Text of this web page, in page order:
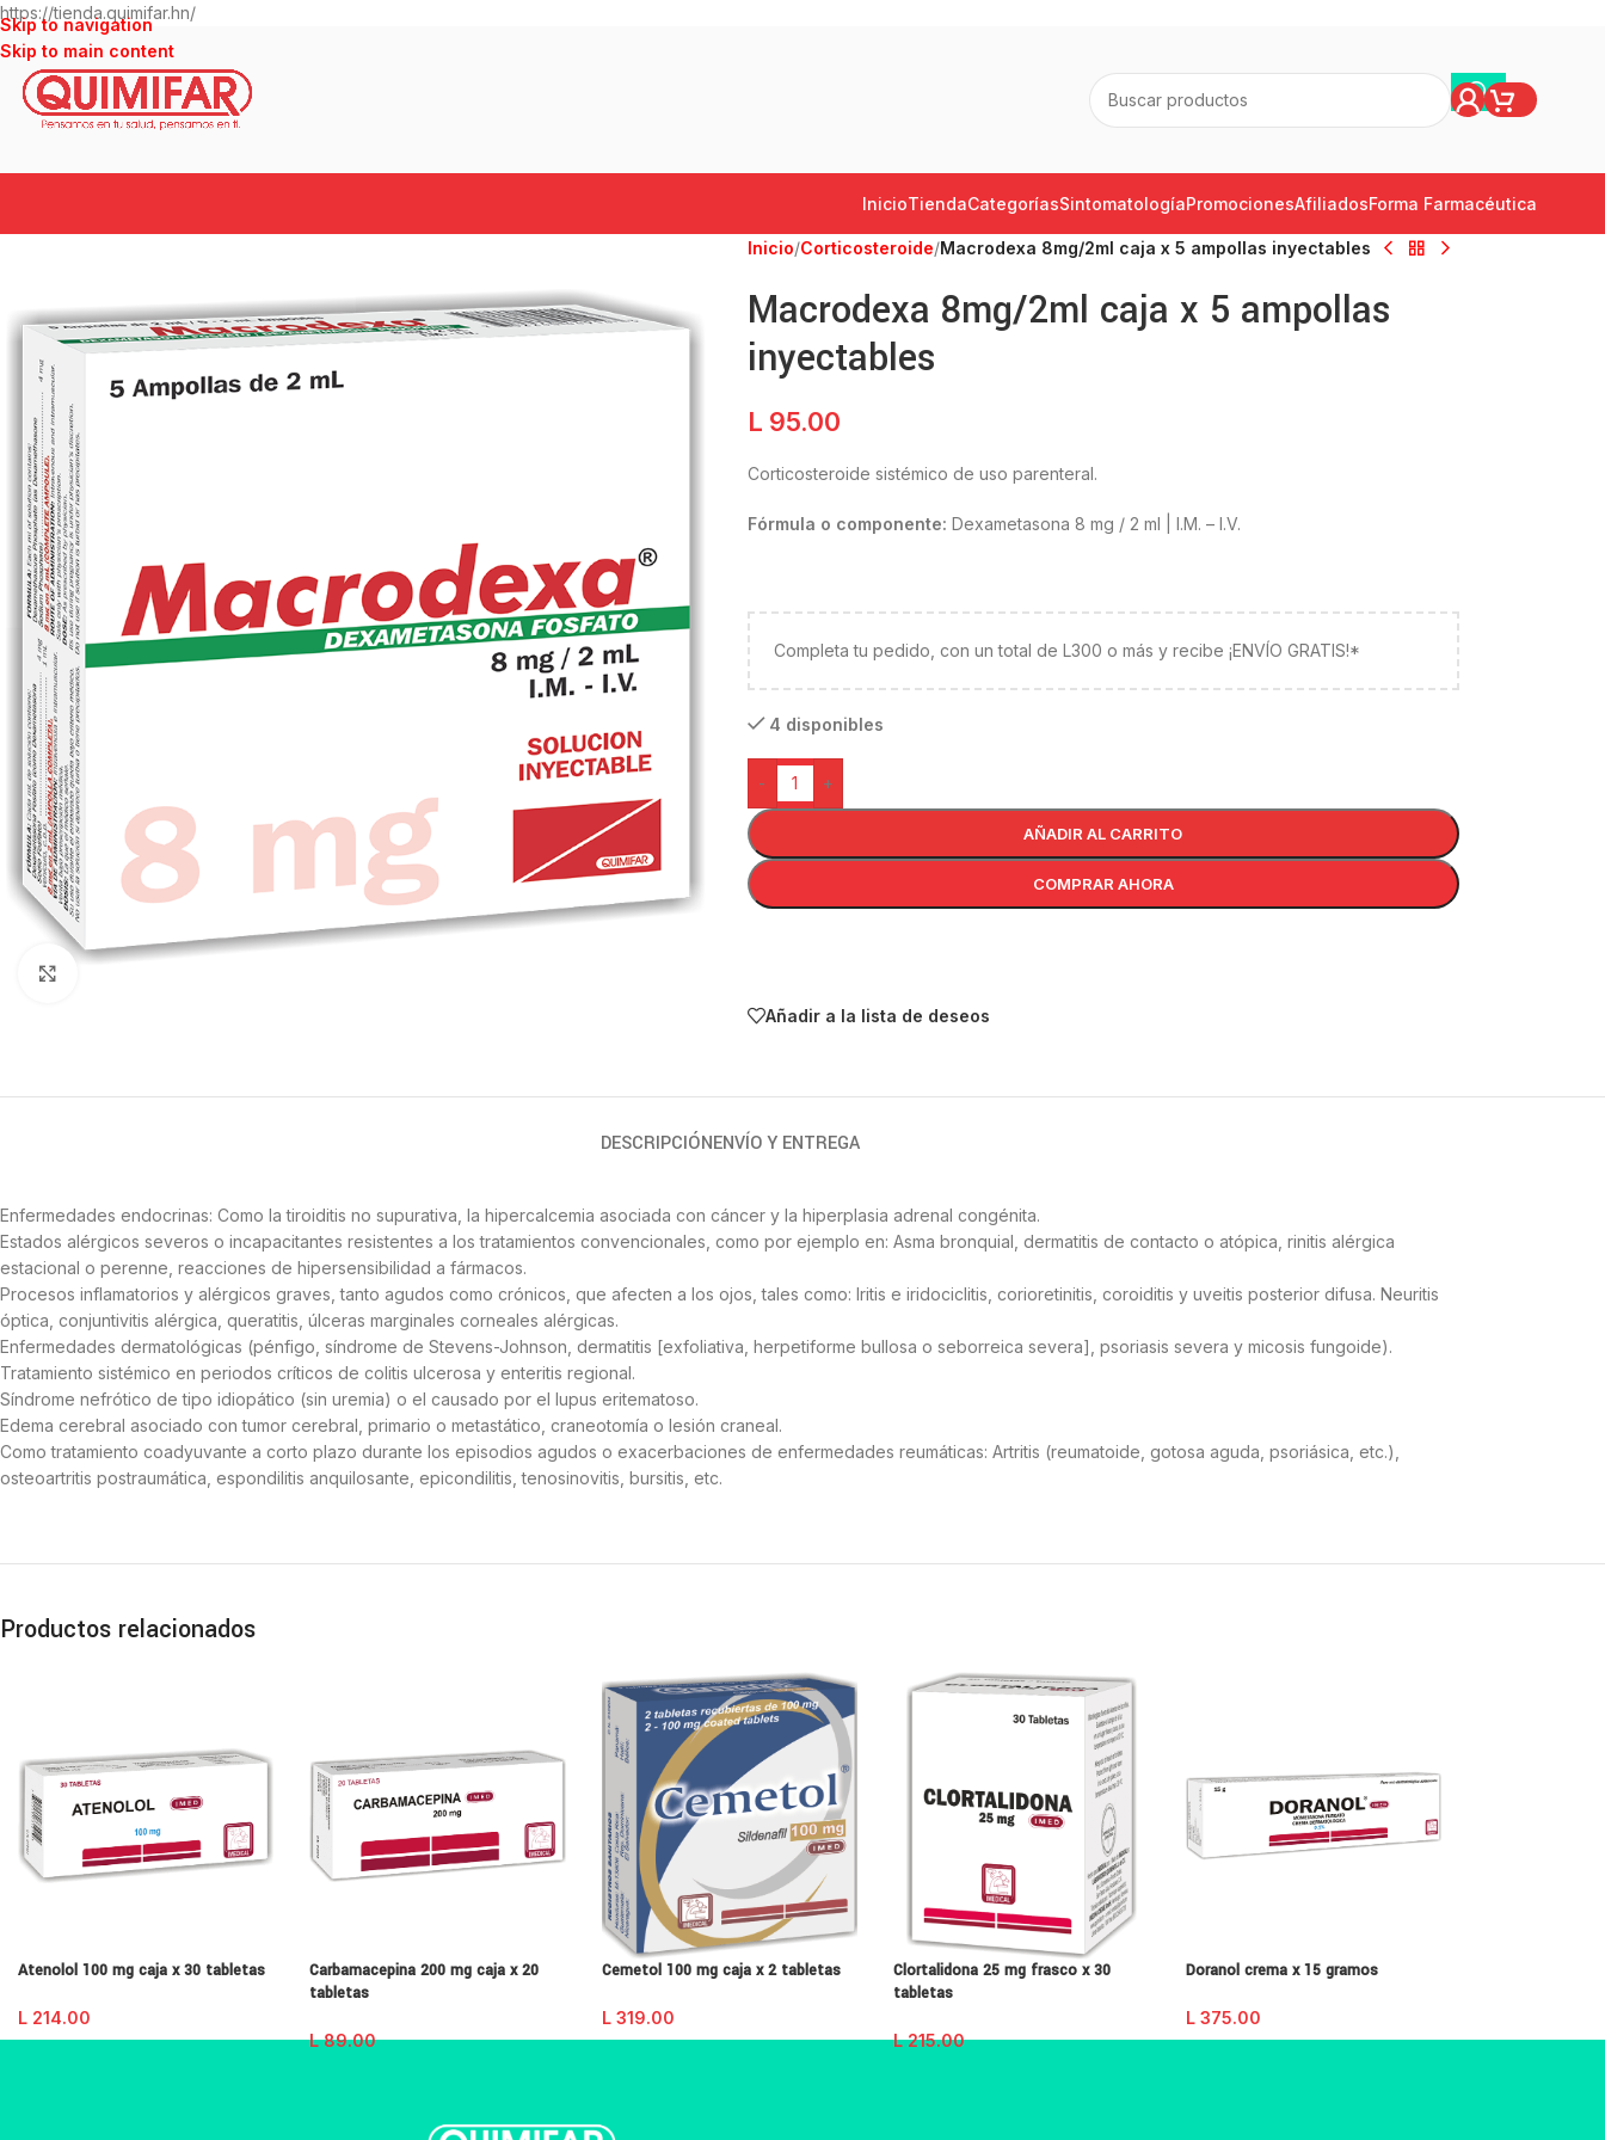
https://tienda.quimifar.hn/
Skip to navigation
Skip to main content
InicioTiendaCategoríasSintomatologíaPromocionesAfiliadosForma Farmacéutica
Inicio/Corticosteroide/Macrodexa 8mg/2ml caja x 5 ampollas inyectables
Macrodexa 8mg/2ml caja x 5 ampollas
inyectables
L 95.00
Corticosteroide sistémico de uso parenteral.
Fórmula o componente: Dexametasona 8 mg / 2 ml | I.M. – I.V.
Completa tu pedido, con un total de L300 o más y recibe ¡ENVÍO GRATIS!*
4 disponibles
- +
AÑADIR AL CARRITO
COMPRAR AHORA
Añadir a la lista de deseos
DESCRIPCIÓNENVÍO Y ENTREGA
Enfermedades endocrinas: Como la tiroiditis no supurativa, la hipercalcemia asociada con cáncer y la hiperplasia adrenal congénita.
Estados alérgicos severos o incapacitantes resistentes a los tratamientos convencionales, como por ejemplo en: Asma bronquial, dermatitis de contacto o atópica, rinitis alérgica
estacional o perenne, reacciones de hipersensibilidad a fármacos.
Procesos inflamatorios y alérgicos graves, tanto agudos como crónicos, que afecten a los ojos, tales como: Iritis e iridociclitis, corioretinitis, coroiditis y uveitis posterior difusa. Neuritis
óptica, conjuntivitis alérgica, queratitis, úlceras marginales corneales alérgicas.
Enfermedades dermatológicas (pénfigo, síndrome de Stevens-Johnson, dermatitis [exfoliativa, herpetiforme bullosa o seborreica severa], psoriasis severa y micosis fungoide).
Tratamiento sistémico en periodos críticos de colitis ulcerosa y enteritis regional.
Síndrome nefrótico de tipo idiopático (sin uremia) o el causado por el lupus eritematoso.
Edema cerebral asociado con tumor cerebral, primario o metastático, craneotomía o lesión craneal.
Como tratamiento coadyuvante a corto plazo durante los episodios agudos o exacerbaciones de enfermedades reumáticas: Artritis (reumatoide, gotosa aguda, psoriásica, etc.),
osteoartritis postraumática, espondilitis anquilosante, epicondilitis, tenosinovitis, bursitis, etc.
Productos relacionados
Atenolol 100 mg caja x 30 tabletas
L 214.00
Carbamacepina 200 mg caja x 20
tabletas
L89.00
Cemetol 100 mg caja x 2 tabletas
L319.00
Clortalidona 25 mg frasco x 30
tabletas
L215.00
Doranol crema x 15 gramos
L375.00
L120.00